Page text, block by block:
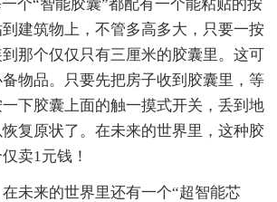
个“智能胶囊”都配有一个能粘贴的按
建筑物上，不管多高多大，只要一按
那个仅仅只有三厘米的胶囊里。这可
物品。只要先把房子收到胶囊里，等
下胶囊上面的触一摸式开关，丢到地
复原状了。在未来的世界里，这种胶
卖1元钱！
未来的世界里还有一个“超智能芯